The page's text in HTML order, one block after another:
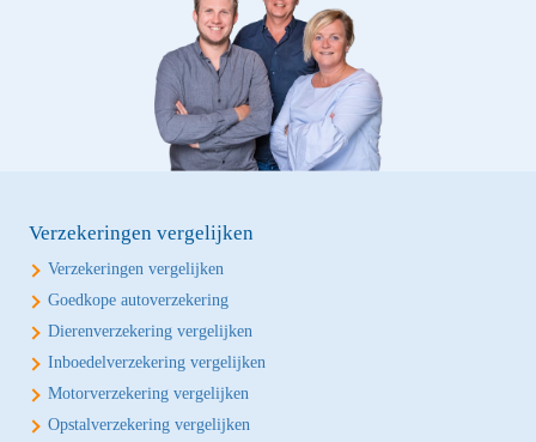
Verzekeringen vergelijken
Verzekeringen vergelijken
Goedkope autoverzekering
Dierenverzekering vergelijken
Inboedelverzekering vergelijken
Motorverzekering vergelijken
Opstalverzekering vergelijken